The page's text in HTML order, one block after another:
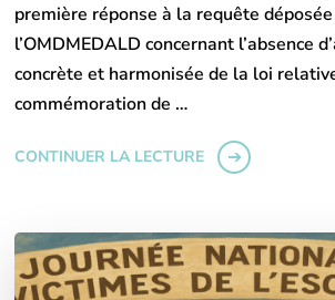
première réponse à la requête
l’OMDMEDALD concernant l’absence
concrète et harmonisée de la loi
commémoration de …
CONTINUER LA LECTURE